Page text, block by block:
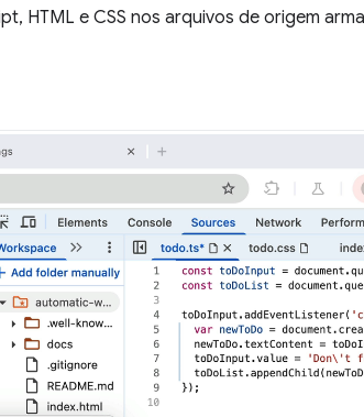
HTML e CSS nos arquivos de origem